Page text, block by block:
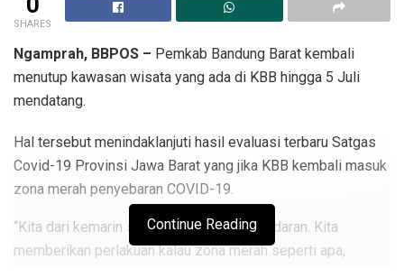
SHARES
Ngamprah, BBPOS – Pemkab Bandung Barat kembali
menutup kawasan wisata yang ada di KBB hingga 5 Juli
mendatang.
Hal tersebut menindaklanjuti hasil evaluasi terbaru Satgas
Covid-19 Provinsi Jawa Barat yang jika KBB kembali masuk
zona merah penyebaran COVID-19.
“Kita dari kemarin sudah membuat surat edaran. Kita
memberikan perlakuan kalau zona merah seperti apa,
Continue Reading